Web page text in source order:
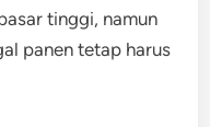
tinggi, namun
panen tetap harus